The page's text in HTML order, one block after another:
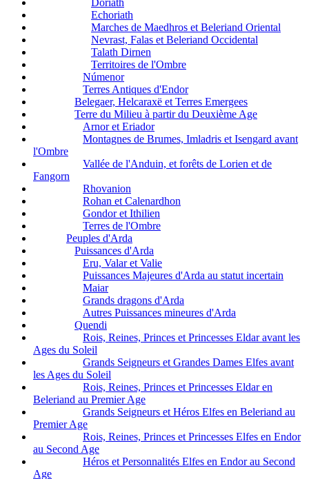
Doriath
Echoriath
Marches de Maedhros et Beleriand Oriental
Nevrast, Falas et Beleriand Occidental
Talath Dirnen
Territoires de l'Ombre
Númenor
Terres Antiques d'Endor
Belegaer, Helcaraxë et Terres Emergees
Terre du Milieu à partir du Deuxième Age
Arnor et Eriador
Montagnes de Brumes, Imladris et Isengard avant
l'Ombre
Vallée de l'Anduin, et forêts de Lorien et de
Fangorn
Rhovanion
Rohan et Calenardhon
Gondor et Ithilien
Terres de l'Ombre
Peuples d'Arda
Puissances d'Arda
Eru, Valar et Valie
Puissances Majeures d'Arda au statut incertain
Maiar
Grands dragons d'Arda
Autres Puissances mineures d'Arda
Quendi
Rois, Reines, Princes et Princesses Eldar avant les
Ages du Soleil
Grands Seigneurs et Grandes Dames Elfes avant
les Ages du Soleil
Rois, Reines, Princes et Princesses Eldar en
Beleriand au Premier Age
Grands Seigneurs et Héros Elfes en Beleriand au
Premier Age
Rois, Reines, Princes et Princesses Elfes en Endor
au Second Age
Héros et Personnalités Elfes en Endor au Second
Age